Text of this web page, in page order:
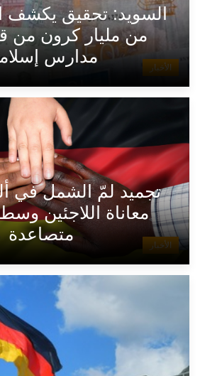
الأخبار
السويد: تحقيق يكشف
من مليار كرون من
مدارس
الأخبار
تجميد لمّ الشمل في
معاناة اللاجئين
متصاعدة